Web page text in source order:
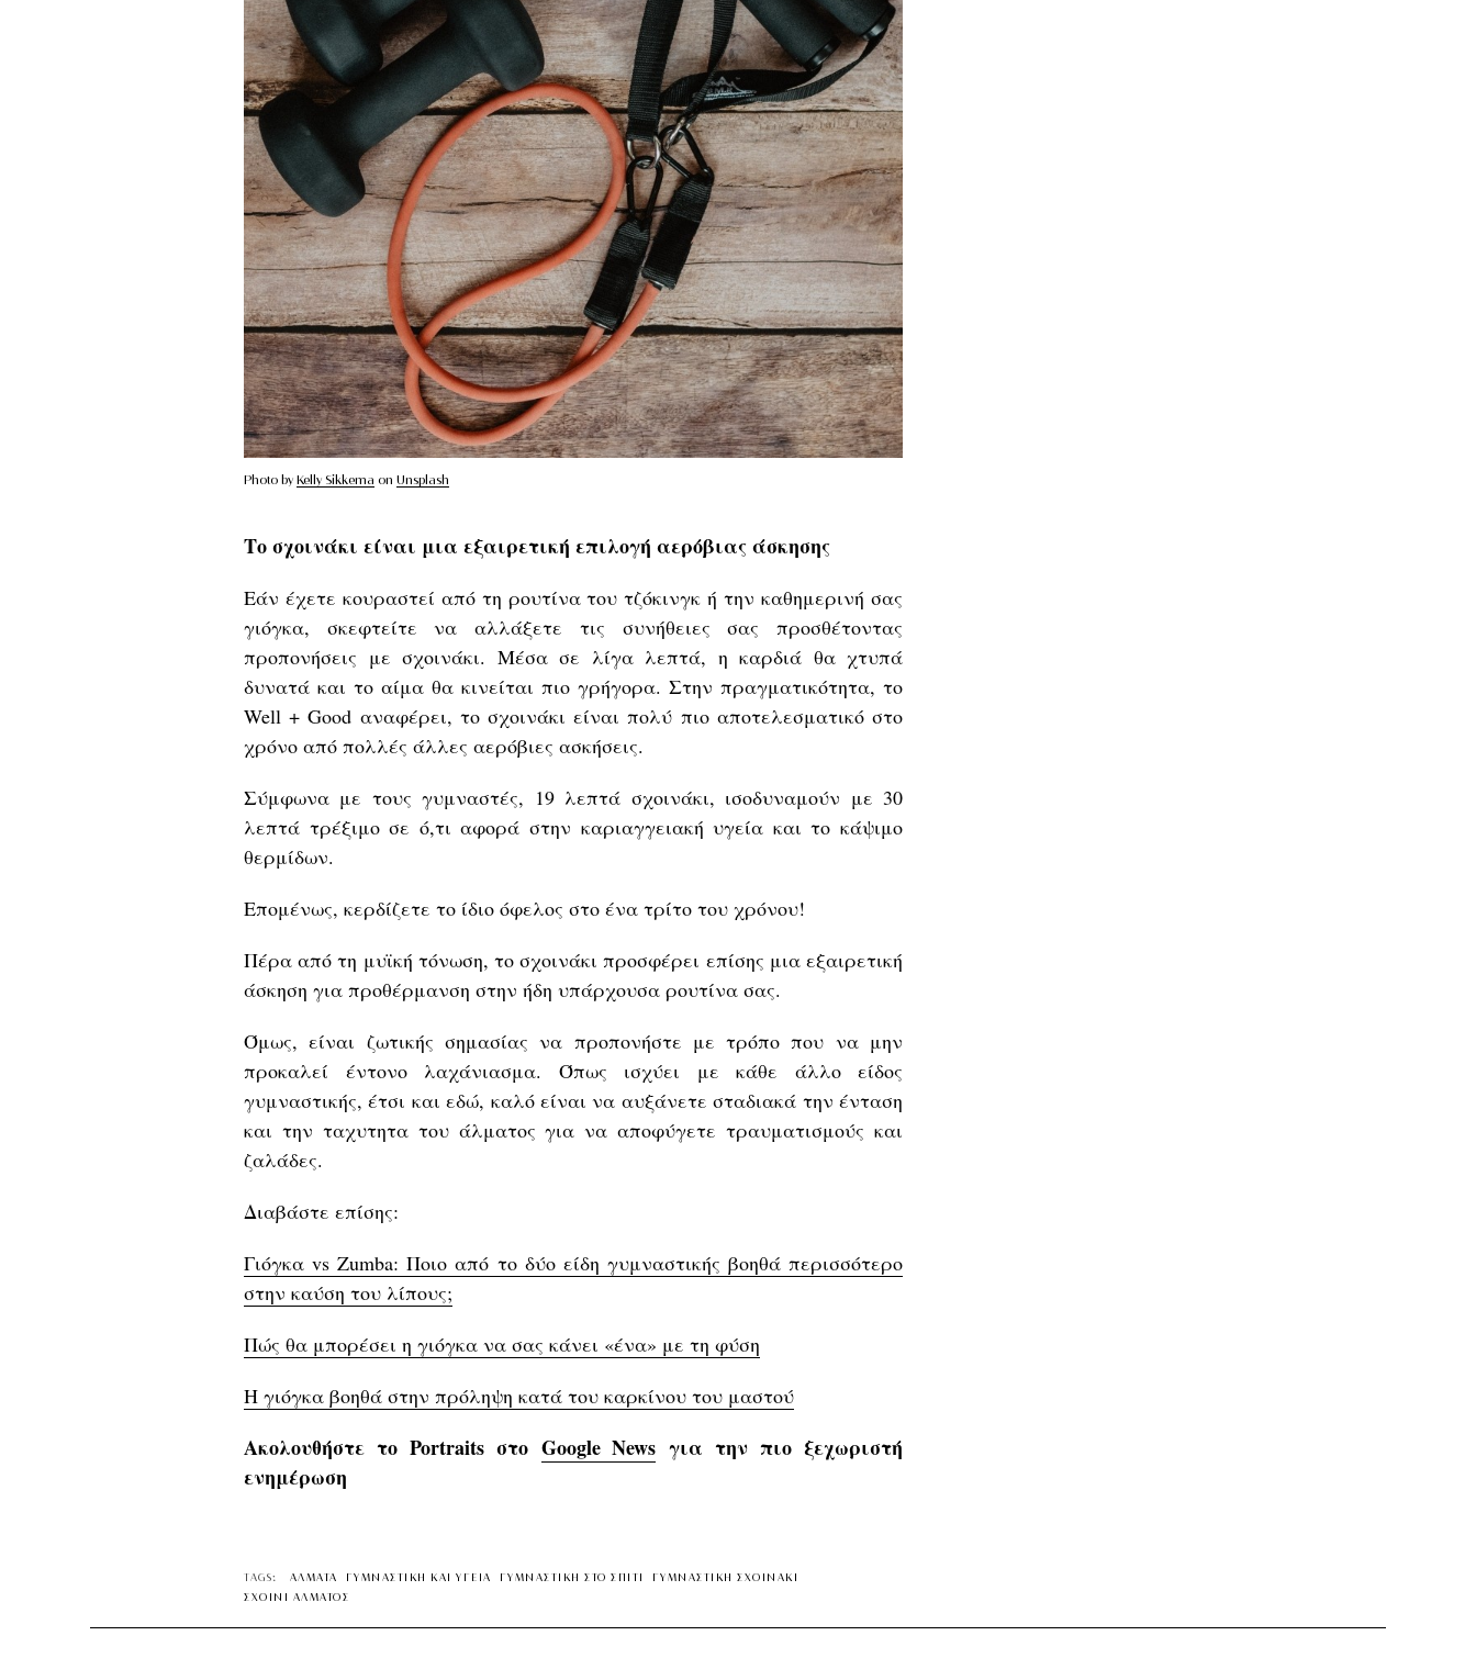
Photo by Kelly Sikkema on Unsplash
Το σχοινάκι είναι μια εξαιρετική επιλογή αερόβιας άσκησης
Εάν έχετε κουραστεί από τη ρουτίνα του τζόκινγκ ή την καθημερινή σας
γιόγκα, σκεφτείτε να αλλάξετε τις συνήθειες σας προσθέτοντας
προπονήσεις με σχοινάκι. Μέσα σε λίγα λεπτά, η καρδιά θα χτυπά
δυνατά και το αίμα θα κινείται πιο γρήγορα. Στην πραγματικότητα, το
Well + Good αναφέρει, το σχοινάκι είναι πολύ πιο αποτελεσματικό στο
χρόνο από πολλές άλλες αερόβιες ασκήσεις.
Σύμφωνα με τους γυμναστές, 19 λεπτά σχοινάκι, ισοδυναμούν με 30
λεπτά τρέξιμο σε ό,τι αφορά στην καριαγγειακή υγεία και το κάψιμο
θερμίδων.
Επομένως, κερδίζετε το ίδιο όφελος στο ένα τρίτο του χρόνου!
Πέρα από τη μυϊκή τόνωση, το σχοινάκι προσφέρει επίσης μια εξαιρετική
άσκηση για προθέρμανση στην ήδη υπάρχουσα ρουτίνα σας.
Όμως, είναι ζωτικής σημασίας να προπονήστε με τρόπο που να μην
προκαλεί έντονο λαχάνιασμα. Όπως ισχύει με κάθε άλλο είδος
γυμναστικής, έτσι και εδώ, καλό είναι να αυξάνετε σταδιακά την ένταση
και την ταχυτητα του άλματος για να αποφύγετε τραυματισμούς και
ζαλάδες.
Διαβάστε επίσης:
Γιόγκα vs Zumba: Ποιο από το δύο είδη γυμναστικής βοηθά περισσότερο
στην καύση του λίπους;
Πώς θα μπορέσει η γιόγκα να σας κάνει «ένα» με τη φύση
H γιόγκα βοηθά στην πρόληψη κατά του καρκίνου του μαστού
Ακολουθήστε το Portraits στο Google News για την πιο ξεχωριστή
ενημέρωση
TAGS: ΑΛΜΑΤΑ ΓΥΜΝΑΣΤΙΚΗ ΚΑΙ ΥΓΕΙΑ ΓΥΜΝΑΣΤΙΚΗ ΣΤΟ ΣΠΙΤΙ
ΓΥΜΝΑΣΤΙΚΗ ΣΧΟΙΝΑΚΙ
ΣΧΟΙΝΙ ΑΛΜΑΤΟΣ